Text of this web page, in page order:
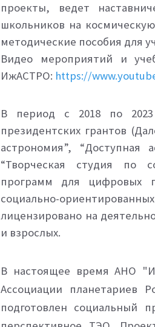
проекты, ведет
школьников на
методические пособия для
Видео мероприятий и
ИжАСТРО: https://
В период с 2018 по
президентских грантов
астрономия”, “Доступная
“Творческая студия по
программ для цифровых
социально-
лицензировано на
и взрослых.
В настоящее время АНО
Ассоциации планетариев
подготовлен социальный